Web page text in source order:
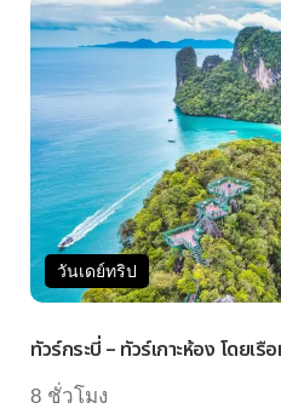
วันเดย์ทริป
วร์กระบี่ – ทัวร์เกาะห้อง โดยเรือหา
ชั่วโมง